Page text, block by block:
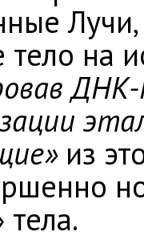
тело на
из